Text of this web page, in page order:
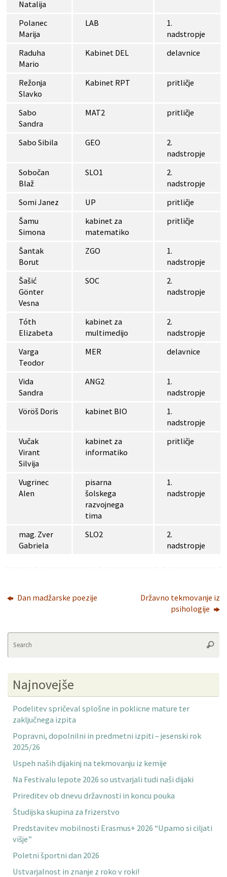
Natalija
Polanec
Marija
LAB
1.
nadstropje
Raduha
Mario
Kabinet DEL delavnice
Režonja
Slavko
Kabinet RPT pritličje
Sabo
Sandra
MAT2 pritličje
Sabo Sibila GEO
2.
nadstropje
Sobočan
Blaž
SLO1
2.
nadstropje
Somi Janez
UP
pritličje
Šamu
Simona
kabinet za
matematiko
pritličje
Šantak
Borut
ZGO
1.
nadstropje
Šašić
Gönter
Vesna
SOC
2.
nadstropje
Tóth
Elizabeta
kabinet za
multimedijo
2.
nadstropje
Varga
Teodor
MER delavnice
Vida
Sandra
ANG2
1.
nadstropje
Vöröš Doris
kabinet BIO
1.
nadstropje
Vučak
Virant
Silvija
kabinet za
informatiko
pritličje
Vugrinec
Alen
pisarna
šolskega
razvojnega
tima
1.
nadstropje
mag. Zver
Gabriela
SLO2
2.
nadstropje
Dan madžarske poezije
Državno tekmovanje iz
psihologije
Najnovejše
Podelitev spričeval splošne in poklicne mature ter
zaključnega izpita
Popravni, dopolnilni in predmetni izpiti – jesenski rok
2025/26
Uspeh naših dijakinj na tekmovanju iz kemije
Na Festivalu lepote 2026 so ustvarjali tudi naši dijaki
Prireditev ob dnevu državnosti in koncu pouka
Študijska skupina za frizerstvo
Predstavitev mobilnosti Erasmus+ 2026 “Upamo si ciljati
višje”
Poletni športni dan 2026
Ustvarjalnost in znanje z roko v roki!